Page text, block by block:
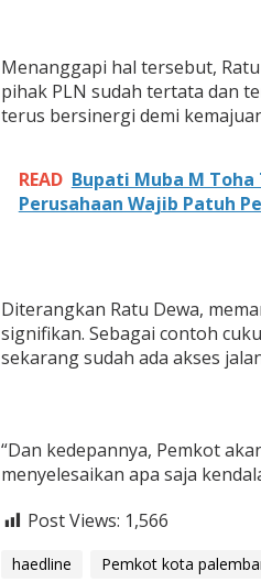
Menanggapi hal tersebut,
pihak PLN sudah tertata dan
terus bersinergi demi
READ Bupati Muba M
Perusahaan Wajib Patuh
Diterangkan Ratu Dewa,
signifikan. Sebagai contoh
sekarang sudah ada akses
“Dan kedepannya, Pemkot
menyelesaikan apa saja
Post Views: 1,566
haedline Pemkot kota